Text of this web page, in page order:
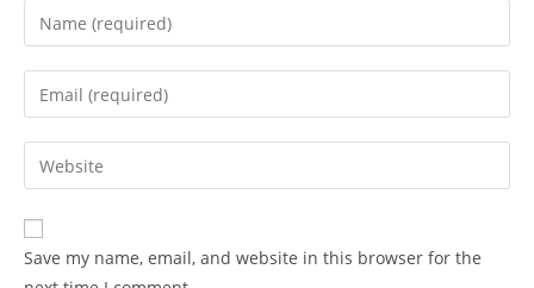
Enter
your
name
comment
Enter
your
email
address
comment
Enter
your
website
URL
(optional)
Save my name, email, and website in this browser for the